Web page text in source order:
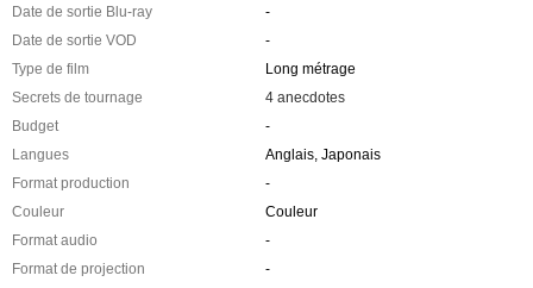
Date de sortie Blu-ray
-
Date de sortie VOD
-
Type de film
Long métrage
Secrets de tournage
4 anecdotes
Budget
-
Langues
Anglais, Japonais
Format production
-
Couleur
Couleur
Format audio
-
Format de projection
-